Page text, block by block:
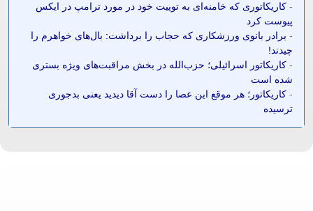
- کاریکاتوری که خامنه‌ای به توییت خود در مورد ترامپ در ایکس
پیوست کرد
- برادر بانوی ورزشکاری که حجاب را برداشت: بال‌های خواهرم را
چیدند!
- کاریکاتور اسرائیلی؛ حزب‌الله در بخش مراقبت‌های ویژه بستری
شده است
- کاریکاتور؛ هر موقع این عصا را دست آقا دیدید یعنی بدجوری
ترسیده